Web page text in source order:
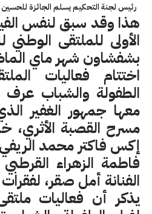
رئيس لجنة التحكيم يسلم الجائزة للحسين
هذا وقد سبق لنفس
الأولى للملتقى الوطني
بشفشاون شهر ماي
اختتام فعاليات
الطفولة والشباب
معها جمهور الغفير
مسرح القصبة
إكس فاكتر محمد
فاطمة الزهراء
الفنانة أمل صقر، لفقرات
يذكر أن فعاليات